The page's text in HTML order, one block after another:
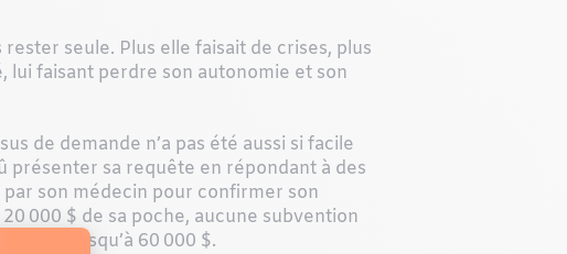
seule. Plus elle faisait de crises, plus
lui faisant perdre son autonomie et son
de demande n’a pas été aussi si facile
présenter sa requête en répondant à des
son médecin pour confirmer son
000 $ de sa poche, aucune subvention
valoir jusqu’à 60 000 $.